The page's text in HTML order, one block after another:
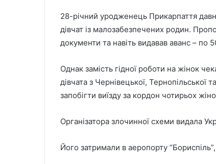
28-річний уродженець Прикарпаття
дівчат із малозабезпечених родин.
документи та навіть видавав аванс – по
Однак замість гідної роботи на жінок
дівчата з Чернівецької, Тернопільської
запобігти виїзду за кордон чотирьох
Організатора злочинної схеми видала
Його затримали в аеропорту